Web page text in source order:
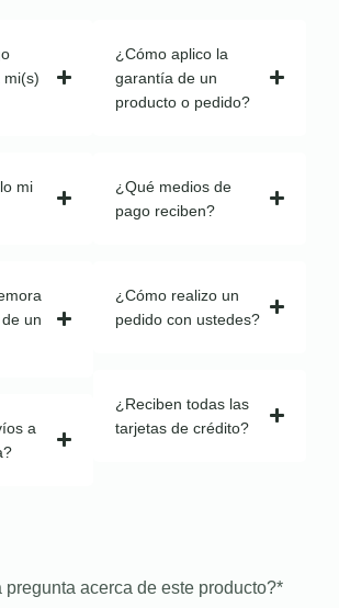
mi(s)
mi
un
a
¿Cómo aplico la
garantía de un
producto o pedido?
¿Qué medios de
pago reciben?
¿Cómo realizo un
pedido con ustedes?
¿Reciben todas las
tarjetas de crédito?
acerca de este producto?*